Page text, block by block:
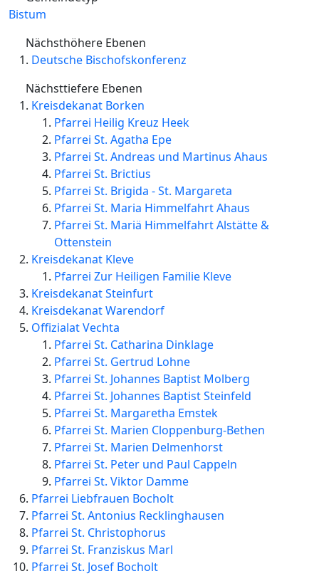
Bistum
Nächsthöhere Ebenen
Deutsche Bischofskonferenz
Nächsttiefere Ebenen
Kreisdekanat Borken
Pfarrei Heilig Kreuz Heek
Pfarrei St. Agatha Epe
Pfarrei St. Andreas und Martinus Ahaus
Pfarrei St. Brictius
Pfarrei St. Brigida - St. Margareta
Pfarrei St. Maria Himmelfahrt Ahaus
Pfarrei St. Mariä Himmelfahrt Alstätte &
Ottenstein
Kreisdekanat Kleve
Pfarrei Zur Heiligen Familie Kleve
Kreisdekanat Steinfurt
Kreisdekanat Warendorf
Offizialat Vechta
Pfarrei St. Catharina Dinklage
Pfarrei St. Gertrud Lohne
Pfarrei St. Johannes Baptist Molberg
Pfarrei St. Johannes Baptist Steinfeld
Pfarrei St. Margaretha Emstek
Pfarrei St. Marien Cloppenburg-Bethen
Pfarrei St. Marien Delmenhorst
Pfarrei St. Peter und Paul Cappeln
Pfarrei St. Viktor Damme
Pfarrei Liebfrauen Bocholt
Pfarrei St. Antonius Recklinghausen
Pfarrei St. Christophorus
Pfarrei St. Franziskus Marl
Pfarrei St. Josef Bocholt